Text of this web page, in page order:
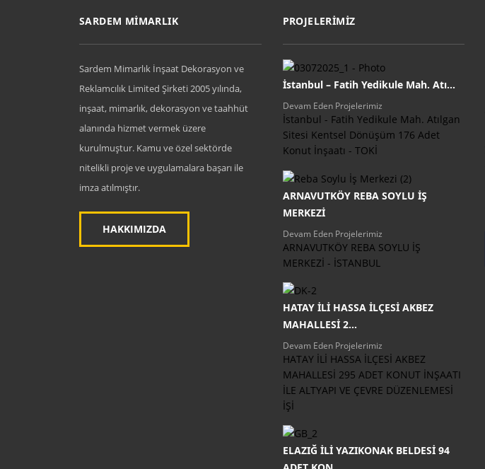
SARDEM MİMARLIK
Sardem Mimarlık İnşaat Dekorasyon ve
Reklamcılık Limited Şirketi 2005 yılında,
inşaat, mimarlık, dekorasyon ve taahhüt
alanında hizmet vermek üzere
kurulmuştur. Kamu ve özel sektörde
nitelikli proje ve uygulamalara başarı ile
imza atılmıştır.
HAKKIMIZDA
PROJELERİMİZ
İstanbul – Fatih Yedikule Mah. Atı...
Devam Eden Projelerimiz
İstanbul - Fatih Yedikule Mah. Atılgan
Sitesi Kentsel Dönüşüm 176 Adet
Konut İnşaatı - TOKİ
ARNAVUTKÖY REBA SOYLU İŞ
MERKEZİ
Devam Eden Projelerimiz
ARNAVUTKÖY REBA SOYLU İŞ
MERKEZİ - İSTANBUL
HATAY İLİ HASSA İLÇESİ AKBEZ
MAHALLESİ 2...
Devam Eden Projelerimiz
HATAY İLİ HASSA İLÇESİ AKBEZ
MAHALLESİ 295 ADET KONUT İNŞAATI
İLE ALTYAPI VE ÇEVRE DÜZENLEMESİ
İŞİ
ELAZIĞ İLİ YAZIKONAK BELDESİ 94